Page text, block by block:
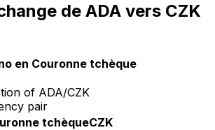
de ADA vers CZK
en Couronne tchèque
of ADA/CZK
pair
tchèqueCZK